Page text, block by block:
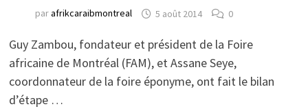
parafrikcaraibmontreal 5 août 2014 0
Guy Zambou, fondateur et président de la Foire
africaine de Montréal (FAM), et Assane Seye,
coordonnateur de la foire éponyme, ont fait le bilan
d’étape …